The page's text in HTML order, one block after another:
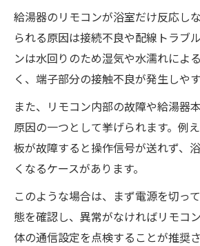
給湯器のリモコンが浴室だけ反応し
られる原因は接続不良や配線トラブ
ンは水回りのため湿気や水濡れによ
く、端子部分の接触不良が発生しやす
また、リモコン内部の故障や給湯器
原因の一つとして挙げられます。例
板が故障すると操作信号が送れず、
くなるケースがあります。
このような場合は、まず電源を切っ
態を確認し、異常がなければリモコ
体の通信設定を点検することが推奨